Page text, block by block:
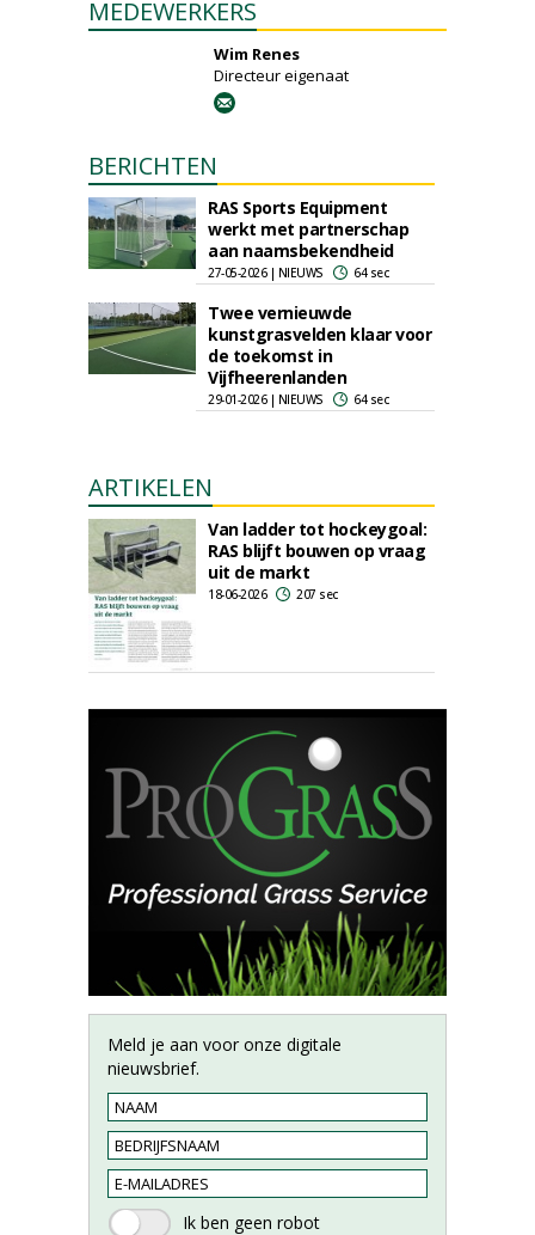
MEDEWERKERS
Wim Renes
Directeur eigenaat
BERICHTEN
RAS Sports Equipment
werkt met partnerschap
aan naamsbekendheid
27-05-2026 | NIEUWS 64 sec
Twee vernieuwde
kunstgrasvelden klaar voor
de toekomst in
Vijfheerenlanden
29-01-2026 | NIEUWS 64 sec
ARTIKELEN
Van ladder tot hockeygoal:
RAS blijft bouwen op vraag
uit de markt
18-06-2026 207 sec
Meld je aan voor onze digitale
nieuwsbrief.